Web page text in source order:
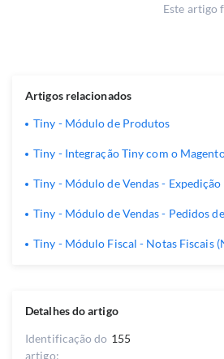
Este artigo
Detalhes do artigo
Identificação do
artigo:
155
Artigos relacionados
Tiny - Módulo de Produtos
Tiny - Integração Tiny com o
Tiny - Módulo de Vendas - Expedição
Tiny - Módulo de Vendas - Pedidos
Tiny - Módulo Fiscal - Notas Fiscais